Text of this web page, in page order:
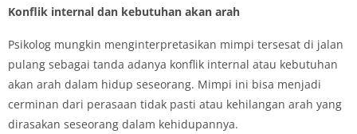
Konflik internal dan kebutuhan akan arah
Psikolog mungkin menginterpretasikan mimpi tersesat di jalan
pulang sebagai tanda adanya konflik internal atau kebutuhan
akan arah dalam hidup seseorang. Mimpi ini bisa menjadi
cerminan dari perasaan tidak pasti atau kehilangan arah yang
dirasakan seseorang dalam kehidupannya.